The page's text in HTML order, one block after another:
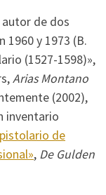
autor de dos
1960 y 1973 (B.
(1527-1598)»,
Arias Montano
(2002),
inventario
de
, De Gulden